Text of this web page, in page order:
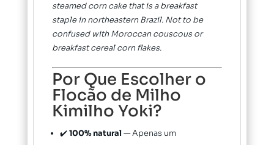
steamed corn cake that is a breakfast
staple in northeastern Brazil. Not to be
confused with Moroccan couscous or
breakfast cereal corn flakes.
Por Que Escolher o
Flocão de Milho
Kimilho Yoki?
✔️100% natural— Apenas um